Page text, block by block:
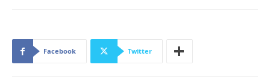
Facebook Twitter